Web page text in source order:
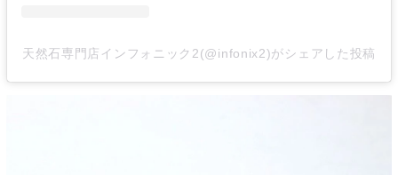
天然石専門店インフォニック2(@infonix2)がシェアした投稿